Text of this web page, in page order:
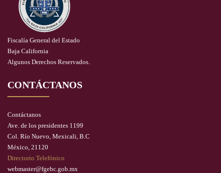
Fiscalía General del Estado
Baja California
Algunos Derechos Reservados.
CONTÁCTANOS
Contáctanos
Ave. de los presidentes 1199
Col. Río Nuevo, Mexicali, B.C
México, 21120
Directorio Telefónico
webmaster@fgebc.gob.mx